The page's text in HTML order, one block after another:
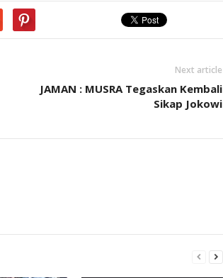
Next article
JAMAN : MUSRA Tegaskan Kembali
Sikap Jokowi